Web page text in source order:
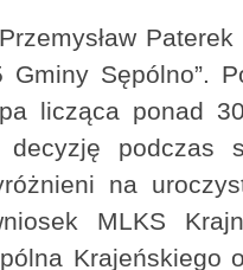
Gminy Sępólno”.
licząca ponad
podczas
na
MLKS
Krajeńskiego